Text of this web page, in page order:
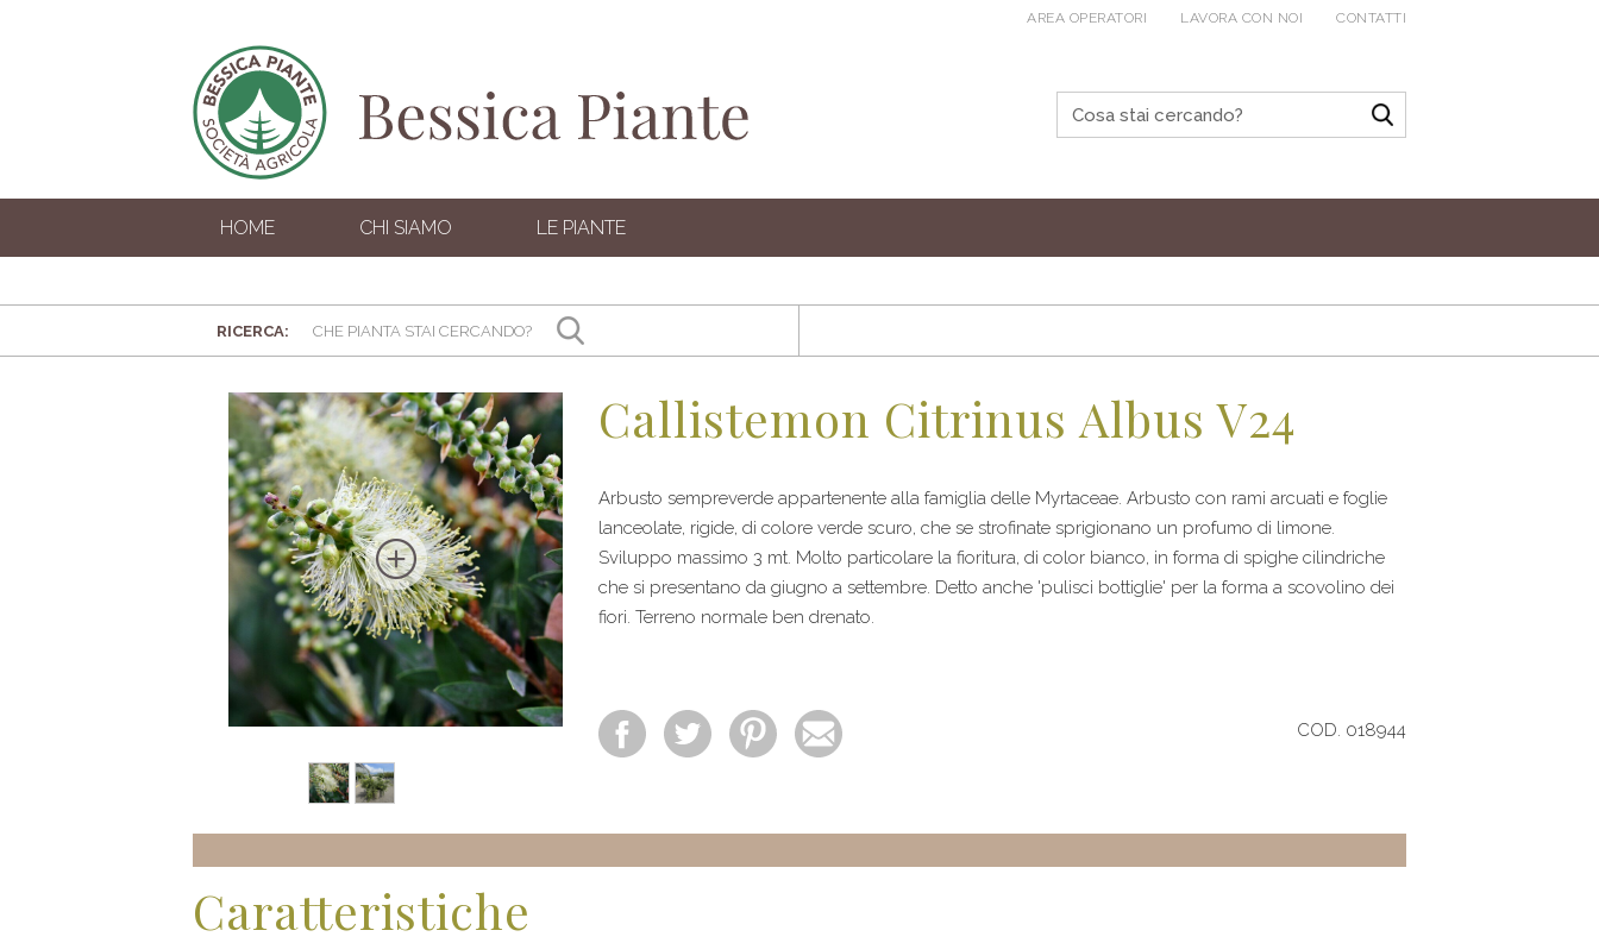
AREA OPERATORI LAVORA CON NOI CONTATTI
HOME CHI SIAMO LE PIANTE
RICERCA:
Callistemon Citrinus Albus V24
Arbusto sempreverde appartenente alla famiglia delle Myrtaceae. Arbusto con rami arcuati e foglie
lanceolate, rigide, di colore verde scuro, che se strofinate sprigionano un profumo di limone.
Sviluppo massimo 3 mt. Molto particolare la fioritura, di color bianco, in forma di spighe cilindriche
che si presentano da giugno a settembre. Detto anche 'pulisci bottiglie' per la forma a scovolino dei
fiori. Terreno normale ben drenato.
COD. 018944
Caratteristiche